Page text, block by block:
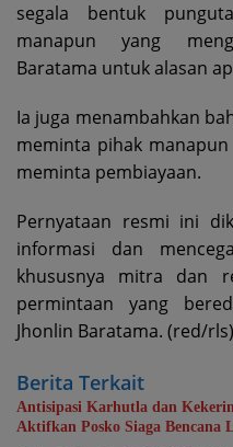
segala bentuk
manapun yang
Baratama untuk alasan
Ia juga menambahkan
meminta pihak
meminta pembiayaan.
Pernyataan resmi ini
informasi dan
khususnya mitra dan
permintaan yang
Jhonlin Baratama. (red/rls)
Berita Terkait
Antisipasi Karhutla dan
Aktifkan Posko Siaga Bencana